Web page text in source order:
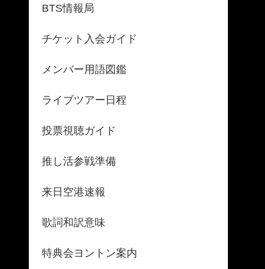
BTS情報局
チケット入会ガイド
メンバー用語図鑑
ライブツアー日程
投票視聴ガイド
推し活参戦準備
来日空港速報
歌詞和訳意味
特典会ヨントン案内